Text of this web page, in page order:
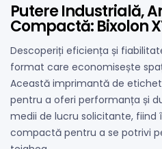
Putere Industrială,
Compactă: Bixolon
Descoperiți eficiența și
format care economisește
Această imprimantă de
pentru a oferi performanța și
medii de lucru solicitante,
compactă pentru a se potrivi